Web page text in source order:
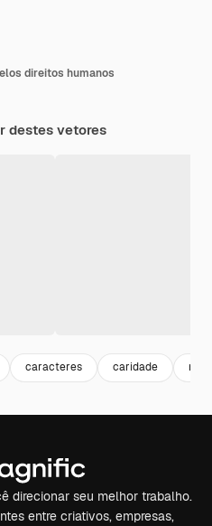
direitos humanos
destes vetores
caracteres caridade
direcionar seu melhor trabalho.
entre criativos, empresas,